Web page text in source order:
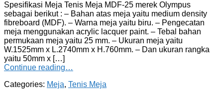
Spesifikasi Meja Tenis Meja MDF-25 merek Olympus
sebagai berikut : – Bahan atas meja yaitu medium density
fibreboard (MDF). – Warna meja yaitu biru. – Pengecatan
meja menggunakan acrylic lacquer paint. – Tebal bahan
permukaan meja yaitu 25 mm. – Ukuran meja yaitu
W.1525mm x L.2740mm x H.760mm. – Dan ukuran rangka
yaitu 50mm x […]
Continue reading…
Categories: Meja, Tenis Meja